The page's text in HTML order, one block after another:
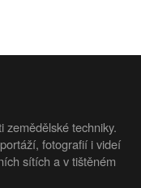
zemědělské techniky.
fotografií i videí
sítích a v tištěném